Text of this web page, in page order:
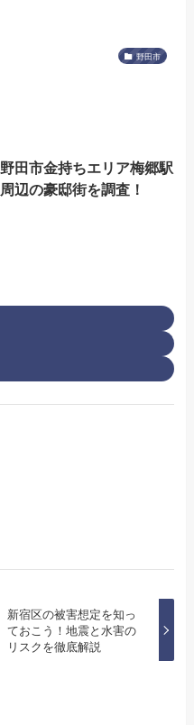
野田市
野田市金持ちエリア梅郷駅
周辺の豪邸街を調査！
新宿区の被害想定を知っ
ておこう！地震と水害の
リスクを徹底解説